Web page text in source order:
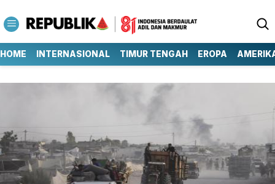
HOME INTERNASIONAL TIMUR TENGAH EROPA